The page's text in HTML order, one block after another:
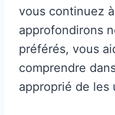
vous continuez
approfondirons
préférés, vous
comprendre
approprié de les